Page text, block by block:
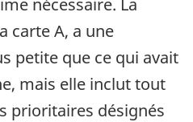
carte A, a une
petite que ce qui avait
mais elle inclut tout
prioritaires désignés